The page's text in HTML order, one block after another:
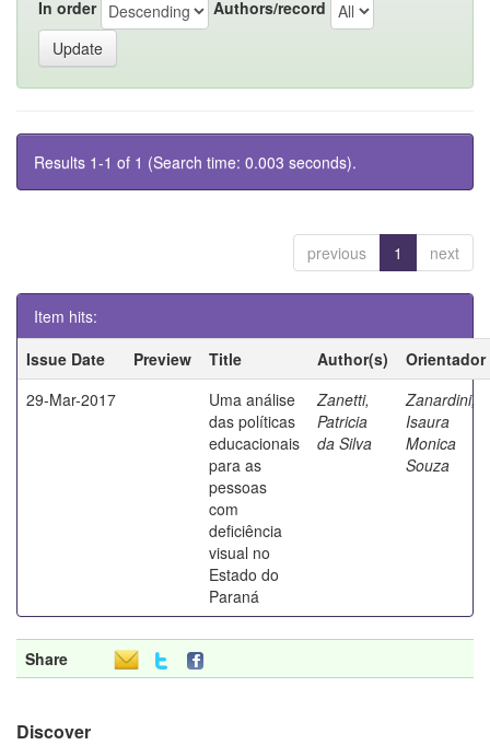
In order Authors/record
Results 1-1 of 1 (Search time: 0.003 seconds).
previous 1 next
Item hits:
Issue Date
Preview Title Author(s)
Orientador
29-Mar-2017
Uma análise
das políticas
educacionais
para as
pessoas
com
deficiência
visual no
Estado do
Paraná
Zanetti,
Patricia
da Silva
Zanardini,
Isaura
Monica
Souza
Share
Discover